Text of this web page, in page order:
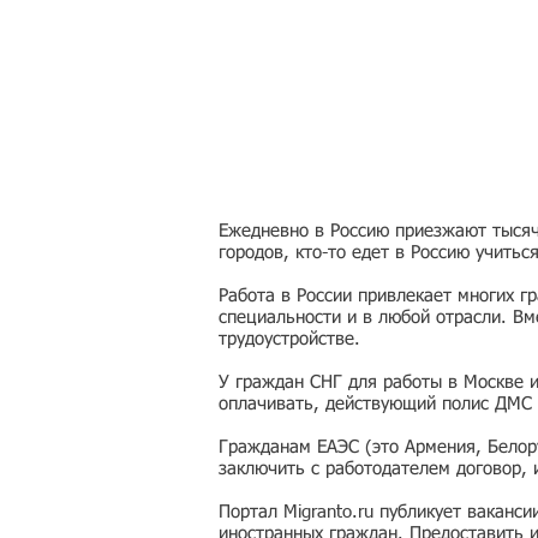
Ежедневно в Россию приезжают
городов, кто-то едет в Россию
Работа в России привлекает многих
специальности и в любой отрасли.
трудоустройстве.
У граждан СНГ для работы в Москве
оплачивать, действующий полис ДМС
Гражданам ЕАЭС (это Армения,
заключить с работодателем
Портал Migranto.ru публикует
иностранных граждан.